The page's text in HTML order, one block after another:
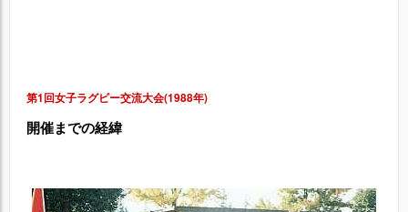
第1回女子ラグビー交流大会(1988年)
開催までの経緯